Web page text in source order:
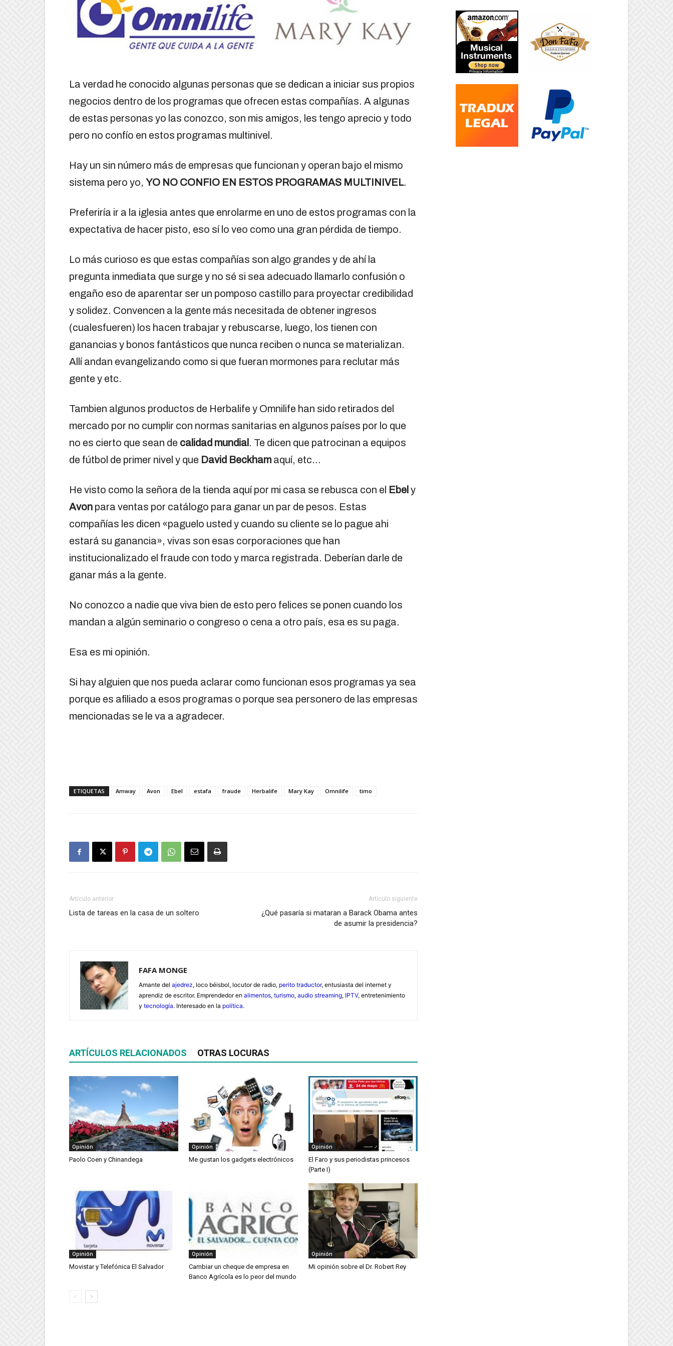
La verdad he conocido algunas personas que se dedican a iniciar sus propios
negocios dentro de los programas que ofrecen estas compañías. A algunas
de estas personas yo las conozco, son mis amigos, les tengo aprecio y todo
pero no confío en estos programas multinivel.
Hay un sin número más de empresas que funcionan y operan bajo el mismo
sistema pero yo, YO NO CONFIO EN ESTOS PROGRAMAS MULTINIVEL.
Preferiría ir a la iglesia antes que enrolarme en uno de estos programas con la
expectativa de hacer pisto, eso sí lo veo como una gran pérdida de tiempo.
Lo más curioso es que estas compañías son algo grandes y de ahí la
pregunta inmediata que surge y no sé si sea adecuado llamarlo confusión o
engaño eso de aparentar ser un pomposo castillo para proyectar credibilidad
y solidez. Convencen a la gente más necesitada de obtener ingresos
(cualesfueren) los hacen trabajar y rebuscarse, luego, los tienen con
ganancias y bonos fantásticos que nunca reciben o nunca se materializan.
Allí andan evangelizando como si que fueran mormones para reclutar más
gente y etc.
Tambien algunos productos de Herbalife y Omnilife han sido retirados del
mercado por no cumplir con normas sanitarias en algunos países por lo que
no es cierto que sean de calidad mundial . Te dicen que patrocinan a equipos
de fútbol de primer nivel y que David Beckham aquí, etc…
He visto como la señora de la tienda aquí por mi casa se rebusca con el Ebel y
Avon para ventas por catálogo para ganar un par de pesos. Estas
compañías les dicen «paguelo usted y cuando su cliente se lo pague ahi
estará su ganancia», vivas son esas corporaciones que han
institucionalizado el fraude con todo y marca registrada. Deberían darle de
ganar más a la gente.
No conozco a nadie que viva bien de esto pero felices se ponen cuando los
mandan a algún seminario o congreso o cena a otro país, esa es su paga.
Esa es mi opinión.
Si hay alguien que nos pueda aclarar como funcionan esos programas ya sea
porque es afiliado a esos programas o porque sea personero de las empresas
mencionadas se le va a agradecer.
ETIQUETAS Amway Avon Ebel estafa fraude Herbalife Mary Kay Omnilife timo
Artículo anterior
Lista de tareas en la casa de un soltero
Artículo siguiente
¿Qué pasaría si mataran a Barack Obama antes
de asumir la presidencia?
FAFA MONGE
Amante del ajedrez, loco béisbol, locutor de radio, perito traductor, entusiasta del internet y
aprendiz de escritor. Emprendedor en alimentos, turismo, audio streaming, IPTV, entretenimiento
y tecnología. Interesado en la política.
ARTÍCULOS RELACIONADOS OTRAS LOCURAS
Opinión
Paolo Coen y Chinandega
Opinión
Me gustan los gadgets electrónicos
Opinión
El Faro y sus periodistas princesos
(Parte I)
Opinión
Movistar y Telefónica El Salvador
Opinión
Cambiar un cheque de empresa en
Banco Agrícola es lo peor del mundo
Opinión
Mi opinión sobre el Dr. Robert Rey